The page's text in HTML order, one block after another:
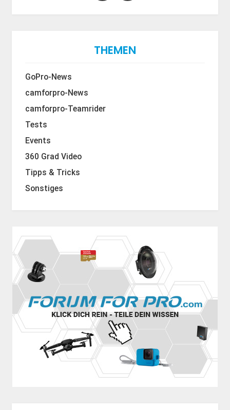
THEMEN
GoPro-News
camforpro-News
camforpro-Teamrider
Tests
Events
360 Grad Video
Tipps & Tricks
Sonstiges